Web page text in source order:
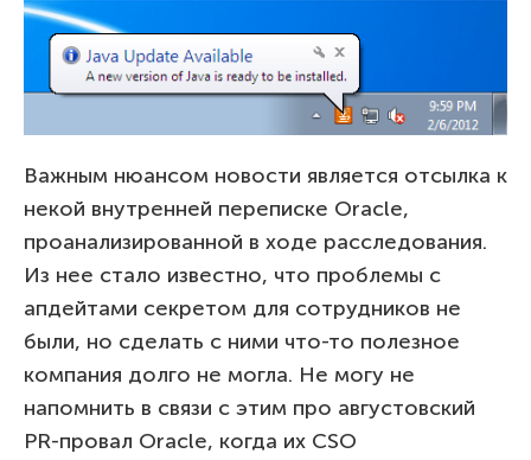
Важным нюансом новости является отсылка к
некой внутренней переписке Oracle,
проанализированной в ходе расследования.
Из нее стало известно, что проблемы с
апдейтами секретом для сотрудников не
были, но сделать с ними что-то полезное
компания долго не могла. Не могу не
напомнить в связи с этим про августовский
PR-провал Oracle, когда их CSO